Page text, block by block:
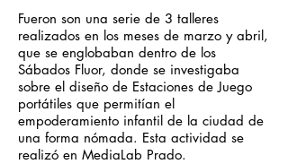
Fueron son una serie de 3 talleres
realizados en los meses de marzo y abril,
que se englobaban dentro de los
Sábados Fluor, donde se investigaba
sobre el diseño de Estaciones de Juego
portátiles que permitían el
empoderamiento infantil de la ciudad de
una forma nómada. Esta actividad se
realizó en MediaLab Prado.